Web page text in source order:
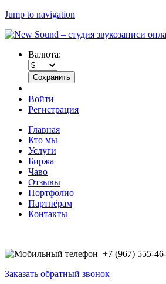
Jump to navigation
Валюта:
Войти
Регистрация
Главная
Кто мы
Услуги
Биржа
Чаво
Отзывы
Портфолио
Партнёрам
Контакты
+7 (967) 555-
Заказать обратный звонок